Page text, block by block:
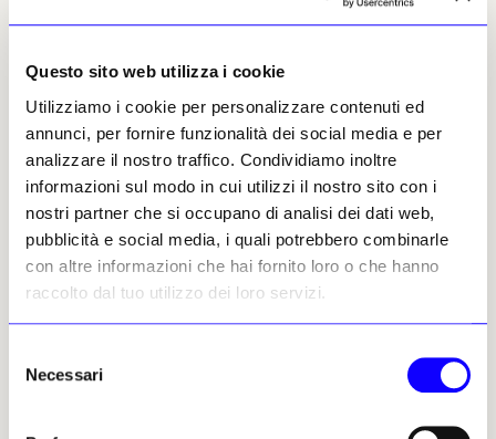
Questo sito web utilizza i cookie
Utilizziamo i cookie per personalizzare contenuti ed
annunci, per fornire funzionalità dei social media e per
analizzare il nostro traffico. Condividiamo inoltre
informazioni sul modo in cui utilizzi il nostro sito con i
nostri partner che si occupano di analisi dei dati web,
pubblicità e social media, i quali potrebbero combinarle
con altre informazioni che hai fornito loro o che hanno
raccolto dal tuo utilizzo dei loro servizi.
delNecessari
sontuosa cerimonia di apertura. In questo
significativo di celebrazione, soprattutto se si
faraonico del Paese. Anche se il corredo di
Tutankhamon non è ancora stato esposto, il
museo può ora iniziare ad accogliere alcuni
dei 15 milioni di turisti che ogni anno visitano
Giza, una fonte di reddito necessaria oltre che
un motivo di orgoglio nazionale.